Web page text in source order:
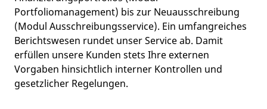
Portfoliomanagement) bis zur Neuausschreibung
(Modul Ausschreibungsservice). Ein umfangreiches
Berichtswesen rundet unser Service ab. Damit
erfüllen unsere Kunden stets Ihre externen
Vorgaben hinsichtlich interner Kontrollen und
gesetzlicher Regelungen.